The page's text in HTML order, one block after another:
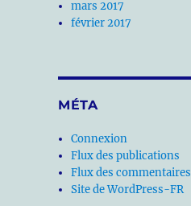
mars 2017
février 2017
MÉTA
Connexion
Flux des publications
Flux des commentaires
Site de WordPress-FR